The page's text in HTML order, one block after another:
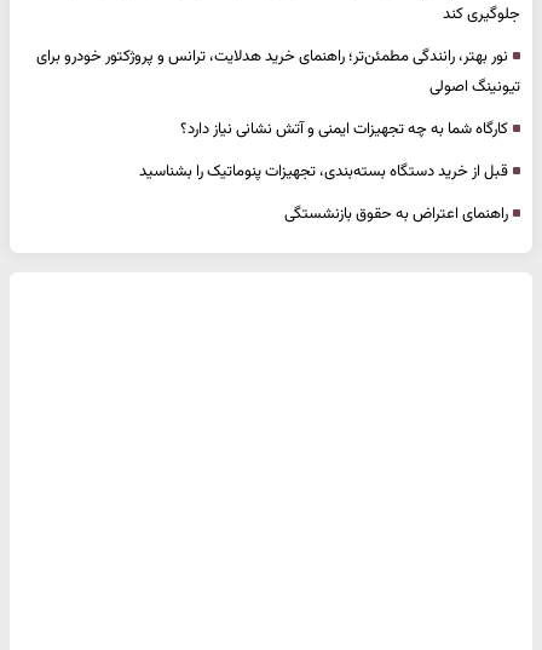
جلوگیری کند
نور بهتر، رانندگی مطمئن‌تر؛ راهنمای خرید هدلایت، ترانس و پروژکتور خودرو برای
تیونینگ اصولی
کارگاه شما به چه تجهیزات ایمنی و آتش نشانی نیاز دارد؟
قبل از خرید دستگاه بسته‌بندی، تجهیزات پنوماتیک را بشناسید
راهنمای اعتراض به حقوق بازنشستگی